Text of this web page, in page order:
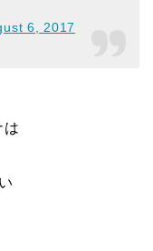
6, 2017
は